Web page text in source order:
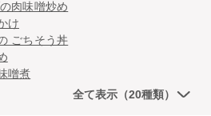
肉味噌炒め
け
ごちそう丼
噌煮
全て表示（20種類）